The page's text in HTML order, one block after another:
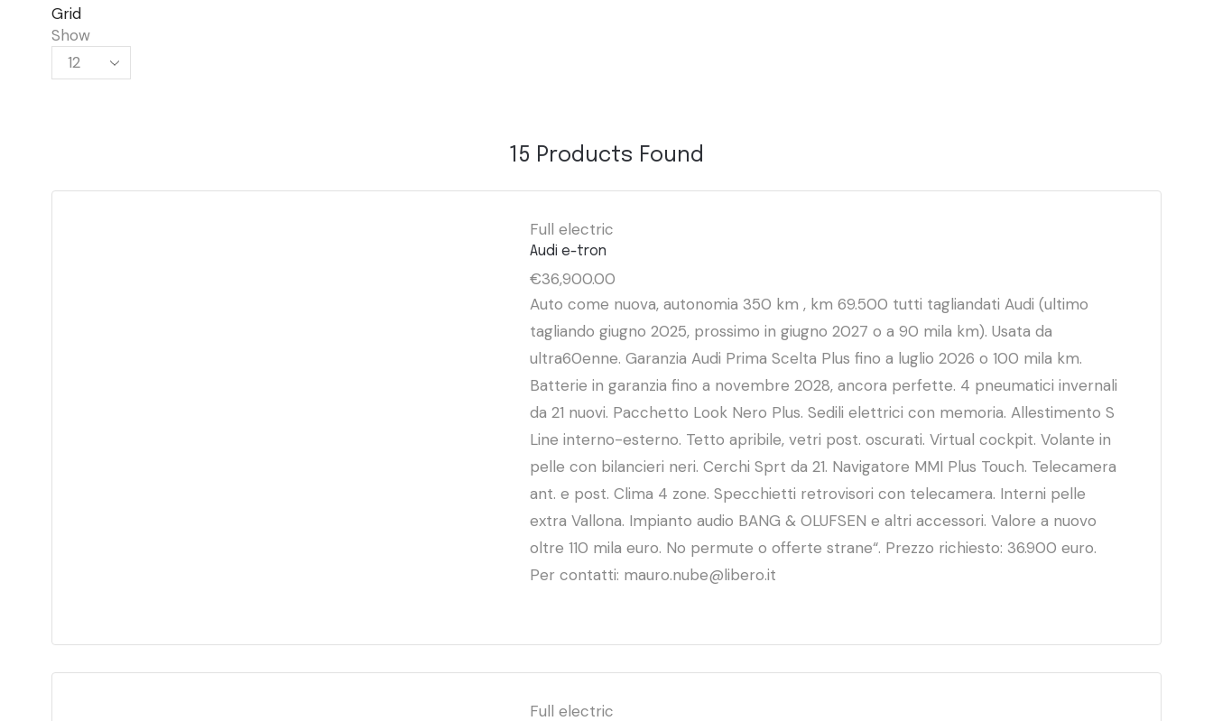
Grid
Show
15 Products Found
Full electric
Audi e-tron
€36,900.00
Auto come nuova, autonomia 350 km , km 69.500 tutti tagliandati Audi (ultimo
tagliando giugno 2025, prossimo in giugno 2027 o a 90 mila km). Usata da
ultra60enne. Garanzia Audi Prima Scelta Plus fino a luglio 2026 o 100 mila km.
Batterie in garanzia fino a novembre 2028, ancora perfette. 4 pneumatici invernali
da 21 nuovi. Pacchetto Look Nero Plus. Sedili elettrici con memoria. Allestimento S
Line interno-esterno. Tetto apribile, vetri post. oscurati. Virtual cockpit. Volante in
pelle con bilancieri neri. Cerchi Sprt da 21. Navigatore MMI Plus Touch. Telecamera
ant. e post. Clima 4 zone. Specchietti retrovisori con telecamera. Interni pelle
extra Vallona. Impianto audio BANG & OLUFSEN e altri accessori. Valore a nuovo
oltre 110 mila euro. No permute o offerte strane“. Prezzo richiesto: 36.900 euro.
Per contatti: mauro.nube@libero.it
Full electric